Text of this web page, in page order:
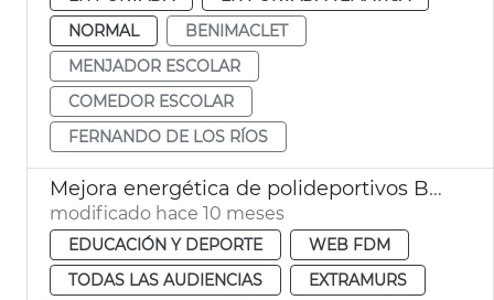
NORMAL
BENIMACLET
MENJADOR ESCOLAR
COMEDOR ESCOLAR
FERNANDO DE LOS RÍOS
Mejora energética de polideportivos Beteró, Estadi del Turia y Benimaclet
modificado hace 10 meses
EDUCACIÓN Y DEPORTE
WEB FDM
TODAS LAS AUDIENCIAS
EXTRAMURS